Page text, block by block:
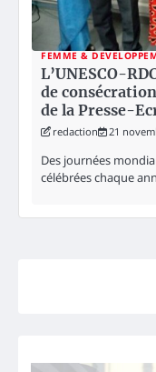
FEMME &
L’UNESCO-
de
de la Presse-
redaction 21
Des journées
célébrées chaque